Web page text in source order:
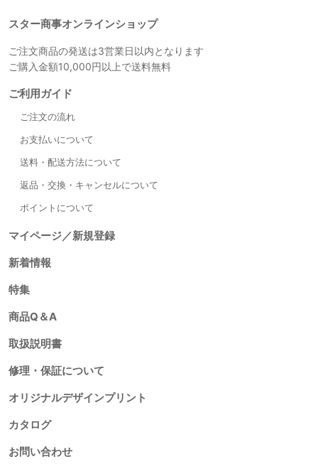
スター商事オンラインショップ
ご注文商品の発送は3営業日以内となります
ご購入金額10,000円以上で送料無料
ご利用ガイド
ご注文の流れ
お支払いについて
送料・配送方法について
返品・交換・キャンセルについて
ポイントについて
マイページ／新規登録
新着情報
特集
商品Q＆A
取扱説明書
修理・保証について
オリジナルデザインプリント
カタログ
お問い合わせ